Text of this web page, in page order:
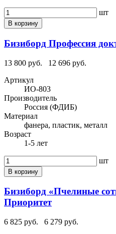
шт
В корзину
Бизиборд Профессия
13 800 руб.
12 696 руб.
Артикул
ИО-803
Производитель
Россия (ФДИБ)
Материал
фанера, пластик, металл
Возраст
1-5 лет
шт
В корзину
Бизиборд «Пчелиные
Приоритет
6 825 руб.
6 279 руб.